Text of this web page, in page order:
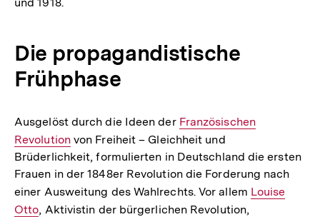
Die propagandistische
Frühphase
Ausgelöst durch die Ideen der Interner
Link:
Französischen
Revolutionvon Freiheit – Gleichheit und
Brüderlichkeit, formulierten in Deutschland die ersten
Frauen in der 1848er Revolution die Forderung nach
einer Ausweitung des Wahlrechts. Vor allem Interner
Louise
Otto, Aktivistin der bürgerlichen Revolution,